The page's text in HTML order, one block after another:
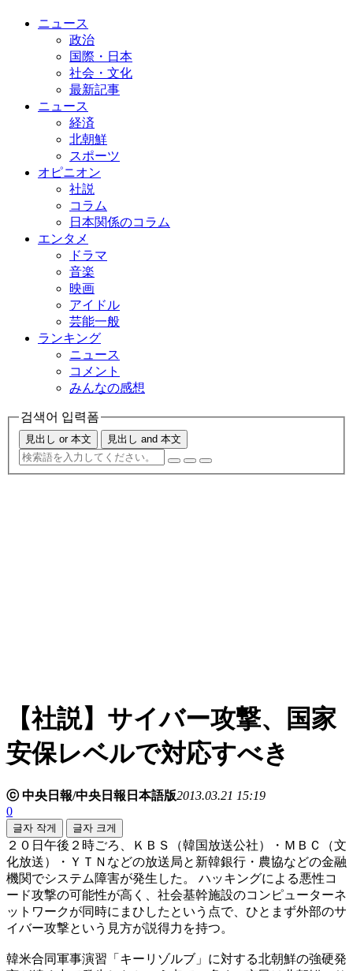
ニュース
政治
国際・日本
社会・文化
最新記事
ニュース
経済
北朝鮮
スポーツ
オピニオン
社説
コラム
日本関係のコラム
エンタメ
ドラマ
音楽
映画
アイドル
芸能一般
ランキング
ニュース
コメント
みんなの感想
검색어 입력폼
見出し or 本文 見出し and 本文
【社説】サイバー攻撃、国家
安保レベルで対応すべき
ⓒ 中央日報/中央日報日本語版2013.03.21 15:19
0
글자 작게 글자 크게
２０日午後２時ごろ、ＫＢＳ（韓国放送公社）・ＭＢＣ（文
化放送）・ＹＴＮなどの放送局と新韓銀行・農協などの金融
機関でシステム障害が発生した。 ハッキングによる悪性コ
ード攻撃の可能性が高く、社会基幹施設のコンピューターネ
ットワークが同時にまひしたという点で、ひとまず外部のサ
イバー攻撃という見方が説得力を持つ。
韓米合同軍事演習「キーリゾルブ」に対する北朝鮮の強硬発